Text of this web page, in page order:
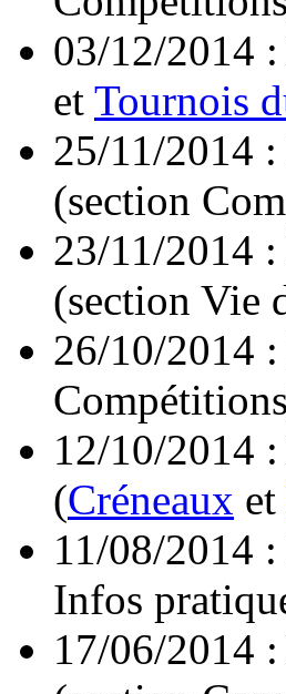
03/12/2014
et Tournois
25/11/2014
(section
23/11/2014
(section Vie
26/10/2014
12/10/2014
(Créneaux et
11/08/2014
Infos
17/06/2014